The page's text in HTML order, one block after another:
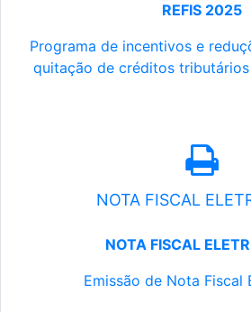
REFIS 2025
Programa de incentivos e
quitação de créditos
NOTA FISCAL
NOTA FISCAL
Emissão de Nota Fiscal